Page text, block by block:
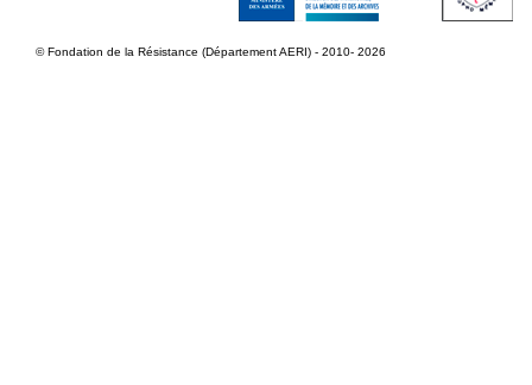
© Fondation de la Résistance (Département AERI) - 2010- 2026